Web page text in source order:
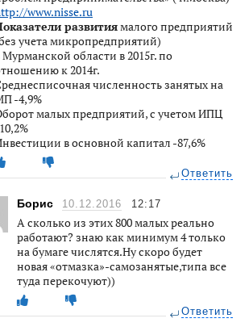
www.nisse.ru
развитиямалого предприятий
учета микропредприятий)
Мурманской области в 2015г. по
к 2014г.
численность занятых на
-4,9%
малых предприятий, с учетом ИПЦ
в основной капитал -87,6%
Ответить
Борис 10.12.2016 12:17
А сколько из этих 800 малых реально
работают? знаю как минимум 4 только
на бумаге числятся.Ну скоро будет
новая «отмазка»-самозанятые,типа все
туда перекочуют))
Ответить